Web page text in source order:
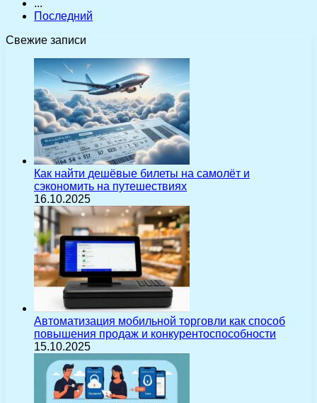
...
Последний
Свежие записи
Как найти дешёвые билеты на самолёт и
сэкономить на путешествиях
16.10.2025
Автоматизация мобильной торговли как способ
повышения продаж и конкурентоспособности
15.10.2025